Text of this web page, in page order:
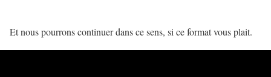
Et nous pourrons continuer dans ce sens, si ce format vous plait.